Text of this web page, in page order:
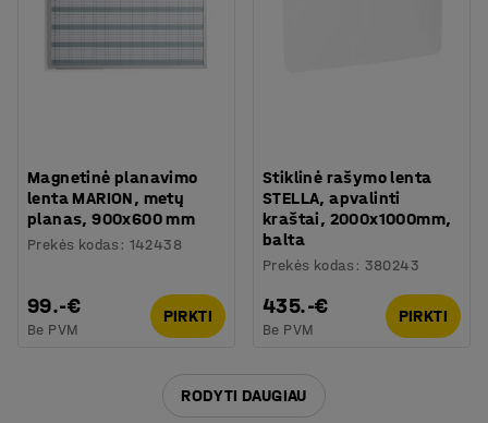
Magnetinė planavimo
lenta MARION, metų
planas, 900x600 mm
Prekės kodas : 142438
99.-€
Be PVM
PIRKTI
Stiklinė rašymo lenta
STELLA, apvalinti
kraštai, 2000x1000mm,
balta
Prekės kodas : 380243
435.-€
Be PVM
PIRKTI
RODYTI DAUGIAU